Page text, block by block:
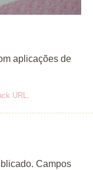
aplicações de
URL
Campos